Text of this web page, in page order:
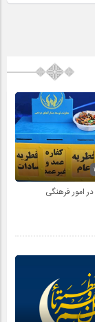
امور فرهنگی